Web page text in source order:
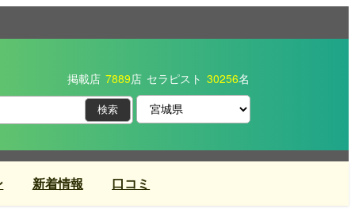
掲載店 7889店 セラピスト 30256名
新着情報 口コミ